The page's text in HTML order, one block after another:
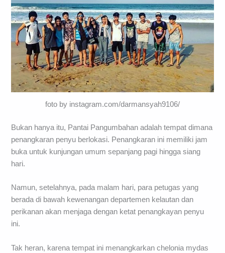
foto by instagram.com/darmansyah9106/
Bukan hanya itu, Pantai Pangumbahan adalah tempat dimana
penangkaran penyu berlokasi. Penangkaran ini memiliki jam
buka untuk kunjungan umum sepanjang pagi hingga siang
hari.
Namun, setelahnya, pada malam hari, para petugas yang
berada di bawah kewenangan departemen kelautan dan
perikanan akan menjaga dengan ketat penangkayan penyu
ini.
Tak heran, karena tempat ini menangkarkan chelonia mydas